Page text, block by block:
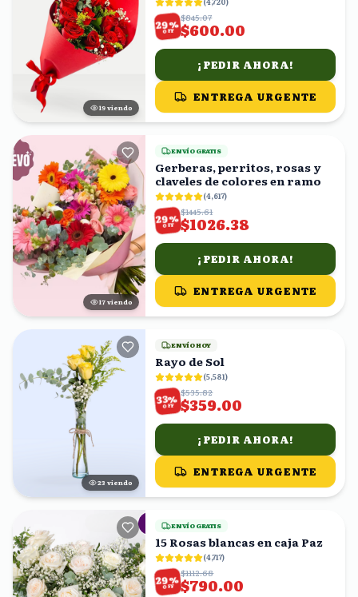
18 viendo
29%
OFF
$845.07
$600.00
¡PEDIR AHORA!
ENTREGA URGENTE
16 viendo
ENVÍO GRATIS
Gerberas, perritos, rosas y
claveles de colores en ramo
(4,617)
29%
OFF
$1445.61
$1026.38
¡PEDIR AHORA!
ENTREGA URGENTE
23 viendo
ENVÍO HOY
Rayo de Sol
(5,581)
33%
OFF
$535.82
$359.00
¡PEDIR AHORA!
ENTREGA URGENTE
ENVÍO GRATIS
15 Rosas blancas en caja Paz
(4,717)
29%
OFF
$1112.68
$790.00